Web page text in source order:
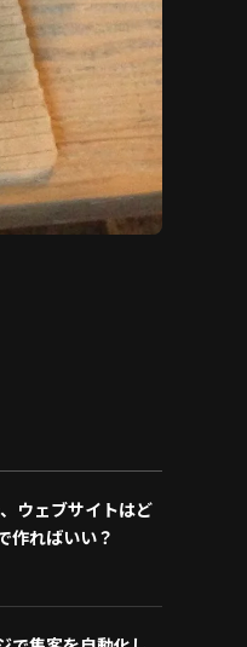
ウェブサイトはど
作ればいい？